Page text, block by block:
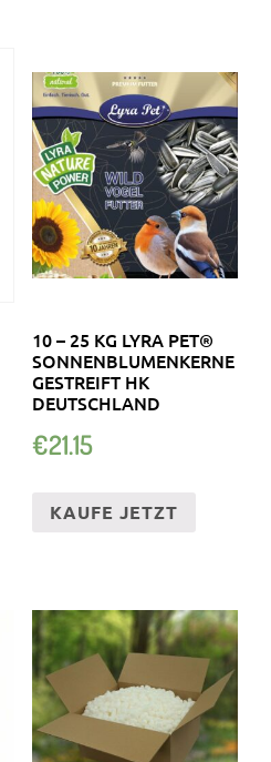
10 – 25 KG LYRA PET®
SONNENBLUMENKERNE
GESTREIFT HK
DEUTSCHLAND
€21.15
KAUFE JETZT